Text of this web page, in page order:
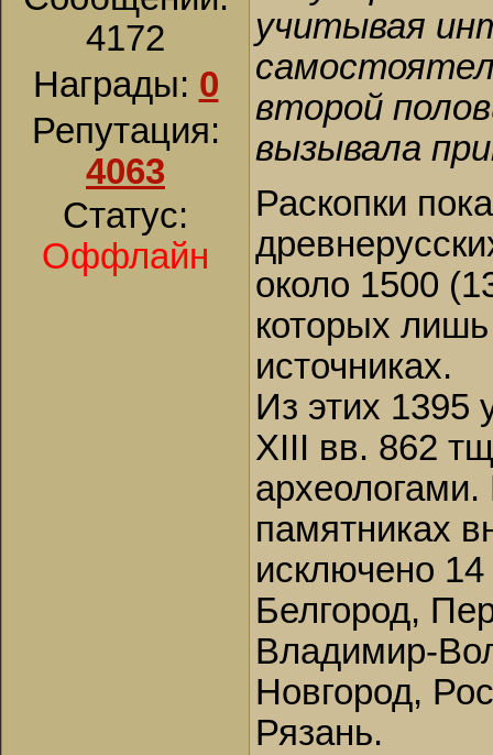
4172
Награды: 0
Репутация:
4063
Статус:
Оффлайн
учитывая
второй
вызывала
Раскопки
около 1500
которых
источниках.
Из этих 1395
XIII вв. 862
памятниках
исключено
Белгород,
Владимир-
Новгород,
Рязань.